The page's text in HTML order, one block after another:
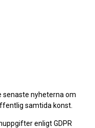
senaste nyheterna om
samtida konst.
enligt GDPR